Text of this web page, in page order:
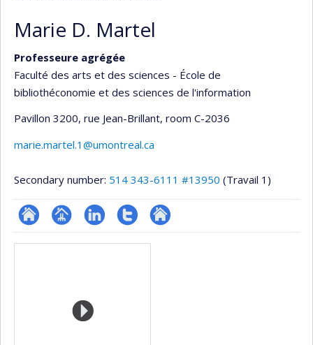
Marie D. Martel
Professeure agrégée
Faculté des arts et des sciences - École de
bibliothéconomie et des sciences de l'information
Pavillon 3200, rue Jean-Brillant, room C-2036
marie.martel.1@umontreal.ca
Secondary number: 514 343-6111 #13950 (Travail 1)
ResearchGate
Page LinkedInCompteAutre
Media